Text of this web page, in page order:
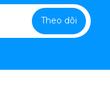
Theo dõi